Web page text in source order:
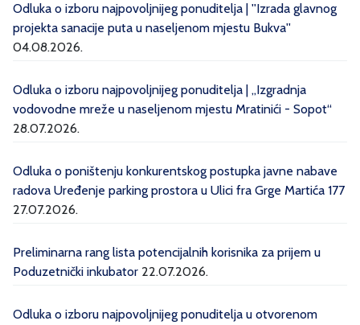
Odluka o izboru najpovoljnijeg ponuditelja | ''Izrada glavnog
projekta sanacije puta u naseljenom mjestu Bukva''
04.08.2026.
Odluka o izboru najpovoljnijeg ponuditelja | „Izgradnja
vodovodne mreže u naseljenom mjestu Mratinići - Sopot“
28.07.2026.
Odluka o poništenju konkurentskog postupka javne nabave
radova Uređenje parking prostora u Ulici fra Grge Martića 177
27.07.2026.
Preliminarna rang lista potencijalnih korisnika za prijem u
Poduzetnički inkubator 22.07.2026.
Odluka o izboru najpovoljnijeg ponuditelja u otvorenom